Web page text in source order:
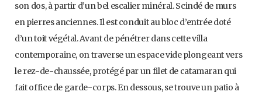
son dos, à partir d’un bel escalier minéral. Scindé de murs
en pierres anciennes. Il est conduit au bloc d’entrée doté
d’un toit végétal. Avant de pénétrer dans cette villa
contemporaine, on traverse un espace vide plongeant vers
le rez-de-chaussée, protégé par un filet de catamaran qui
fait office de garde-corps. En dessous, se trouve un patio à